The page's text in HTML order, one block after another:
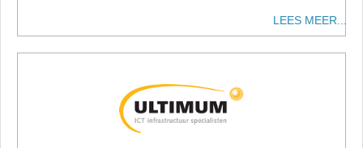
LEES MEER...